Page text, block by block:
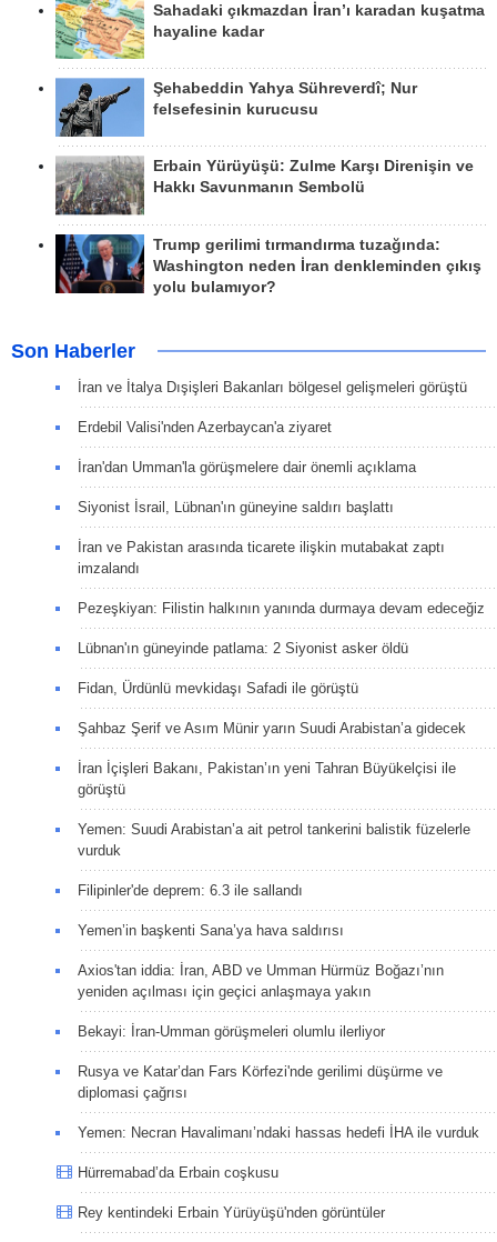
Sahadaki çıkmazdan İran’ı karadan kuşatma
hayaline kadar
Şehabeddin Yahya Sühreverdî; Nur
felsefesinin kurucusu
Erbain Yürüyüşü: Zulme Karşı Direnişin ve
Hakkı Savunmanın Sembolü
Trump gerilimi tırmandırma tuzağında:
Washington neden İran denkleminden çıkış
yolu bulamıyor?
Son Haberler
İran ve İtalya Dışişleri Bakanları bölgesel gelişmeleri görüştü
Erdebil Valisi'nden Azerbaycan'a ziyaret
İran'dan Umman'la görüşmelere dair önemli açıklama
Siyonist İsrail, Lübnan'ın güneyine saldırı başlattı
İran ve Pakistan arasında ticarete ilişkin mutabakat zaptı
imzalandı
Pezeşkiyan: Filistin halkının yanında durmaya devam edeceğiz
Lübnan'ın güneyinde patlama: 2 Siyonist asker öldü
Fidan, Ürdünlü mevkidaşı Safadi ile görüştü
Şahbaz Şerif ve Asım Münir yarın Suudi Arabistan’a gidecek
İran İçişleri Bakanı, Pakistan’ın yeni Tahran Büyükelçisi ile
görüştü
Yemen: Suudi Arabistan’a ait petrol tankerini balistik füzelerle
vurduk
Filipinler'de deprem: 6.3 ile sallandı
Yemen’in başkenti Sana’ya hava saldırısı
Axios'tan iddia: İran, ABD ve Umman Hürmüz Boğazı’nın
yeniden açılması için geçici anlaşmaya yakın
Bekayi: İran-Umman görüşmeleri olumlu ilerliyor
Rusya ve Katar’dan Fars Körfezi'nde gerilimi düşürme ve
diplomasi çağrısı
Yemen: Necran Havalimanı’ndaki hassas hedefi İHA ile vurduk
Hürremabad’da Erbain coşkusu
Rey kentindeki Erbain Yürüyüşü'nden görüntüler